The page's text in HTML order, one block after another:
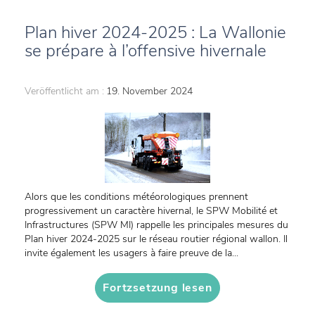
Plan hiver 2024-2025 : La Wallonie
se prépare à l’offensive hivernale
Veröffentlicht am : 19. November 2024
Alors que les conditions météorologiques prennent
progressivement un caractère hivernal, le SPW Mobilité et
Infrastructures (SPW MI) rappelle les principales mesures du
Plan hiver 2024-2025 sur le réseau routier régional wallon. Il
invite également les usagers à faire preuve de la...
Fortzsetzung lesen